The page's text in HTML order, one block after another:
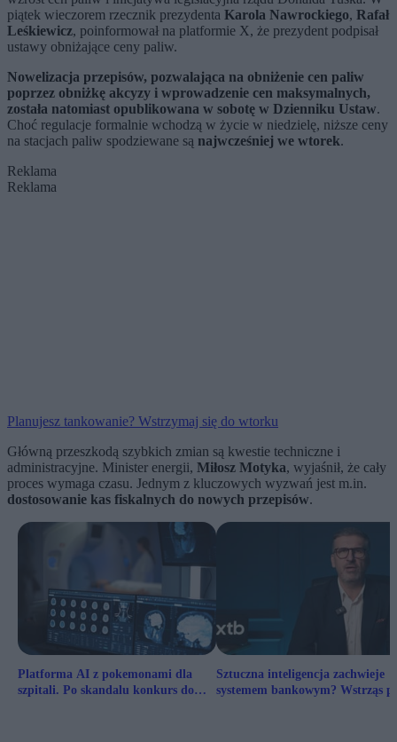
piątek wieczorem rzecznik prezydenta Karola Nawrockiego, Rafał
Leśkiewicz, poinformował na platformie X, że prezydent podpisał
ustawy obniżające ceny paliw.
Nowelizacja przepisów, pozwalająca na obniżenie cen paliw
poprzez obniżkę akcyzy i wprowadzenie cen maksymalnych,
została natomiast opublikowana w sobotę w Dzienniku Ustaw.
Choć regulacje formalnie wchodzą w życie w niedzielę, niższe ceny
na stacjach paliw spodziewane są najwcześniej we wtorek.
Reklama
Reklama
Planujesz tankowanie? Wstrzymaj się do wtorku
Główną przeszkodą szybkich zmian są kwestie techniczne i
administracyjne. Minister energii, Miłosz Motyka, wyjaśnił, że cały
proces wymaga czasu. Jednym z kluczowych wyzwań jest m.in.
dostosowanie kas fiskalnych do nowych przepisów.
Platforma AI z pokemonami dla
szpitali. Po skandalu konkurs do
Sztuczna inteligencja zachwieje
systemem bankowym? Wstrząs